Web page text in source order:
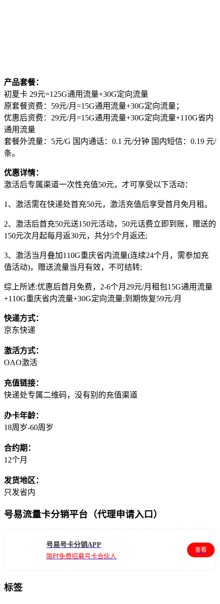
产品套餐：
初夏卡 29元=125G通用流量+30G定向流量
原套餐资费：59元/月=15G通用流量+30G定向流量；
优惠后资费：29元/月=15G通用流量+30G定向流量+110G省内
通用流量
套餐外流量：5元/G 国内通话：0.1 元/分钟 国内短信：0.19 元/
条。
优惠详情：
激活后专属渠道一次性充值50元，才可享受以下活动：
1、激活需在快递处首充50元，激活充值后享受首月免月租。
2、激活后首充50元送150元活动，50元话费立即到账，赠送的
150元次月起每月返30元，共分5个月返还;
3、激活当月叠加110G重庆省内流量(连续24个月，需参加充
值活动)，赠送流量当月有效，不可结转;
综上所述:优惠后首月免费，2-6个月29元/月租包15G通用流量
+110G重庆省内流量+30G定向流量;到期恢复59元/月
快递方式：
京东快递
激活方式：
OAO激活
充值链接：
快递处专属二维码，没有别的充值渠道
办卡年龄：
18周岁-60周岁
合约期：
12个月
发货地区：
只发省内
号易流量卡分销平台（代理申请入口）
号易号卡分销APP
限时免费招募号卡合伙人
查看
标签